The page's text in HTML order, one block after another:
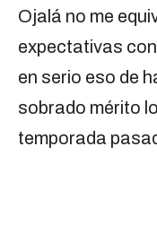
Ojalá no me
expectativas
en serio eso de
sobrado mérito
temporada